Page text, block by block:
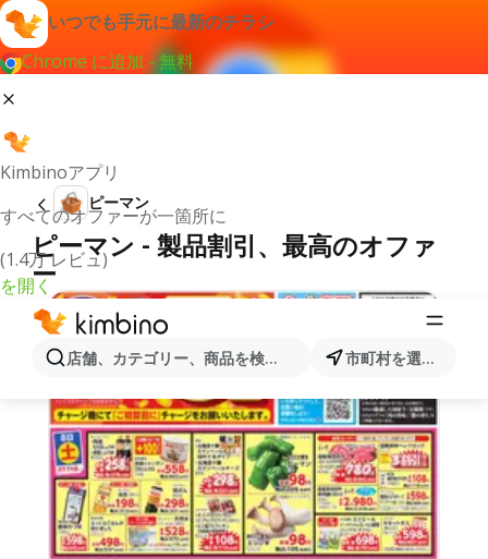
いつでも手元に最新のチラシ
Chrome に追加 - 無料
Kimbinoアプリ
すべてのオファーが一箇所に
(1.4万 レビュ)
を開く
店舗、カテゴリー、商品を検索... 市町村を選択します
ピーマン
ピーマン - 製品割引、最高のオファ
ー